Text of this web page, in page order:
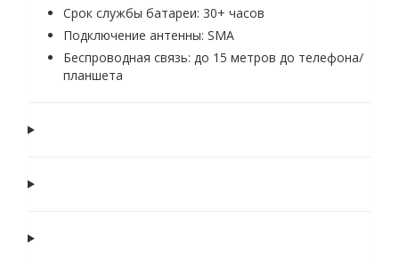
Срок службы батареи: 30+ часов
Подключение антенны: SMA
Беспроводная связь: до 15 метров до телефона/
планшета